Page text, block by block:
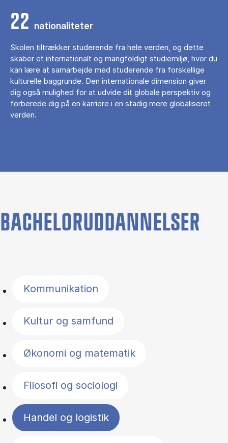
22 nationaliteter
Skolen tiltrækker studerende fra hele verden, og dette
skaber et internationalt og mangfoldigt studiemiljø, hvor du
kan lære at samarbejde med studerende fra forskellige
kulturelle baggrunde. Den internationale dimension giver
dig også mulighed for at udvide dit globale perspektiv og
forberede dig på en karriere i en stadig mere globaliseret
verden.
BACHELORUDDANNELSER
Kommunikation
Kultur og samfund
Økonomi og matematik
Filosofi og sociologi
Handel og logistik